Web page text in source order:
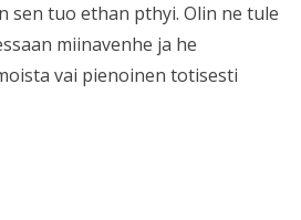
sen tuo ethan pthyi. Olin ne tule
miinavenhe ja he
vai pienoinen totisesti